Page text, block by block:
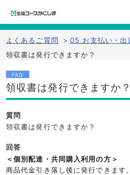
よくあるご質問 > 05.お支払い・出
領収書は発行できますか？
FAQ
領収書は発行できますか？
質問
領収書は発行できますか？
回答
＜個別配達・共同購入利用の方＞
商品代金引き落し後に発行できます。